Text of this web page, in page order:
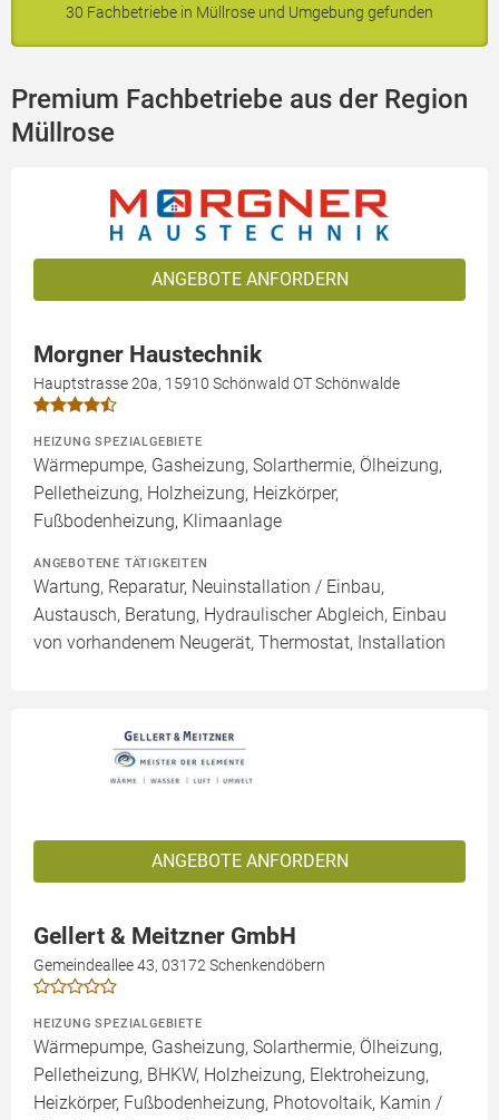
30 Fachbetriebe in Müllrose und Umgebung gefunden
Premium Fachbetriebe aus der Region
Müllrose
ANGEBOTE ANFORDERN
Morgner Haustechnik
Hauptstrasse 20a, 15910 Schönwald OT Schönwalde
HEIZUNG SPEZIALGEBIETE
Wärmepumpe, Gasheizung, Solarthermie, Ölheizung,
Pelletheizung, Holzheizung, Heizkörper,
Fußbodenheizung, Klimaanlage
ANGEBOTENE TÄTIGKEITEN
Wartung, Reparatur, Neuinstallation / Einbau,
Austausch, Beratung, Hydraulischer Abgleich, Einbau
von vorhandenem Neugerät, Thermostat, Installation
ANGEBOTE ANFORDERN
Gellert & Meitzner GmbH
Gemeindeallee 43, 03172 Schenkendöbern
HEIZUNG SPEZIALGEBIETE
Wärmepumpe, Gasheizung, Solarthermie, Ölheizung,
Pelletheizung, BHKW, Holzheizung, Elektroheizung,
Heizkörper, Fußbodenheizung, Photovoltaik, Kamin /